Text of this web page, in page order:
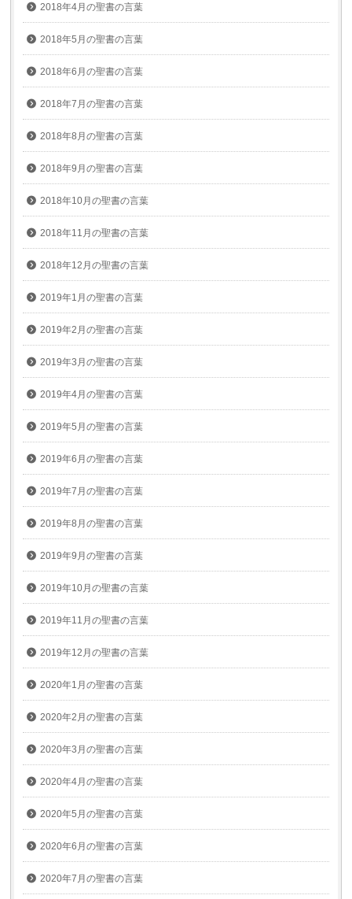
2018年4月の聖書の言葉
2018年5月の聖書の言葉
2018年6月の聖書の言葉
2018年7月の聖書の言葉
2018年8月の聖書の言葉
2018年9月の聖書の言葉
2018年10月の聖書の言葉
2018年11月の聖書の言葉
2018年12月の聖書の言葉
2019年1月の聖書の言葉
2019年2月の聖書の言葉
2019年3月の聖書の言葉
2019年4月の聖書の言葉
2019年5月の聖書の言葉
2019年6月の聖書の言葉
2019年7月の聖書の言葉
2019年8月の聖書の言葉
2019年9月の聖書の言葉
2019年10月の聖書の言葉
2019年11月の聖書の言葉
2019年12月の聖書の言葉
2020年1月の聖書の言葉
2020年2月の聖書の言葉
2020年3月の聖書の言葉
2020年4月の聖書の言葉
2020年5月の聖書の言葉
2020年6月の聖書の言葉
2020年7月の聖書の言葉